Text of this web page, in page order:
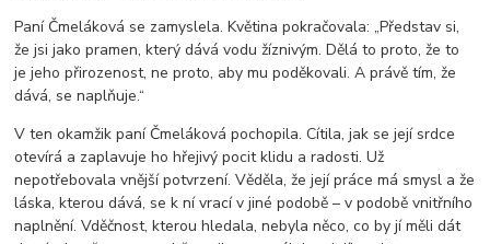
Paní Čmeláková se zamyslela. Květina pokračovala: „Představ si,
že jsi jako pramen, který dává vodu žíznivým. Dělá to proto, že to
je jeho přirozenost, ne proto, aby mu poděkovali. A právě tím, že
dává, se naplňuje.“
V ten okamžik paní Čmeláková pochopila. Cítila, jak se její srdce
otevírá a zaplavuje ho hřejivý pocit klidu a radosti. Už
nepotřebovala vnější potvrzení. Věděla, že její práce má smysl a že
láska, kterou dává, se k ní vrací v jiné podobě – v podobě vnitřního
naplnění. Vděčnost, kterou hledala, nebyla něco, co by jí měli dát